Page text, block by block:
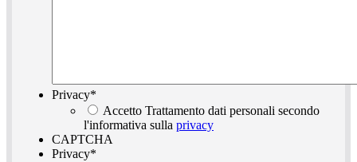
Privacy*
Accetto Trattamento dati personali secondo
l'informativa sulla privacy
CAPTCHA
Privacy*